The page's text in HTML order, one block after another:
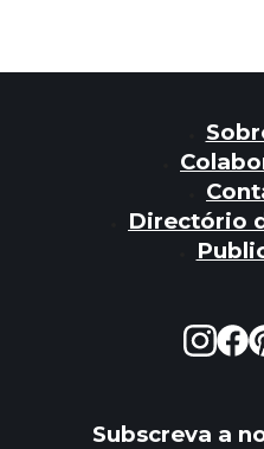
Directório
Subscreva a